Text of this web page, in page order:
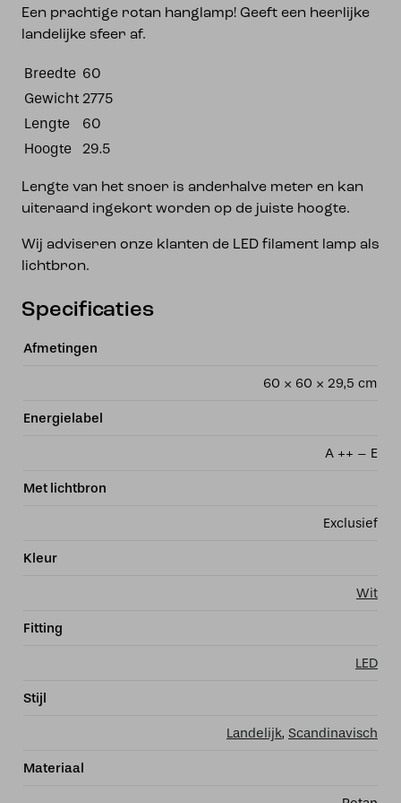
Een prachtige rotan hanglamp! Geeft een heerlijke
landelijke sfeer af.
Breedte 60
Gewicht 2775
Lengte
60
Hoogte
29.5
Lengte van het snoer is anderhalve meter en kan
uiteraard ingekort worden op de juiste hoogte.
Wij adviseren onze klanten de LED filament lamp als
lichtbron.
Specificaties
Afmetingen
60 × 60 × 29,5 cm
Energielabel
A ++ – E
Met lichtbron
Exclusief
Kleur
Wit
Fitting
LED
Stijl
Landelijk, Scandinavisch
Materiaal